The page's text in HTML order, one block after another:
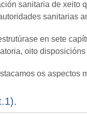
sanitaria de xeito
sanitarias
en sete
oito
os aspectos